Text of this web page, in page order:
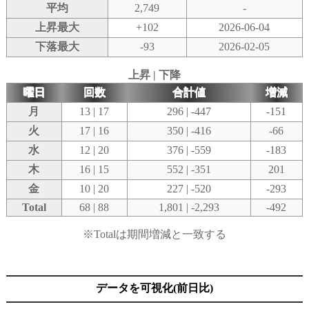
平均 2,749
-
上昇最大
+102
2026-06-04
下落最大
-93 2026-02-05
上昇 | 下降
曜日
回数 合計値
増減
月
13 | 17 296 | -447
-151
火
17 | 16 350 | -416
-66
水
12 | 20 376 | -559
-183
木
16 | 15 552 | -351
201
金
10 | 20 227 | -520
-293
Total
68 | 88 1,801 | -2,293 -492
※Totalは期間増減と一致する
データを可視化(前日比)